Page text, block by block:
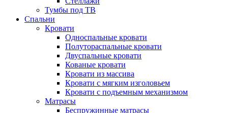
Тумбы под ТВ
Спальни
Кровати
Односпальные кровати
Полутораспальные кровати
Двуспальные кровати
Кованые кровати
Кровати из массива
Кровати с мягким изголовьем
Кровати с подъемным механизмом
Матрасы
Беспружинные матрасы